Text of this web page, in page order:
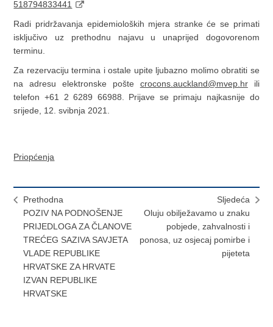
518794833441
Radi pridržavanja epidemioloških mjera stranke će se primati
isključivo uz prethodnu najavu u unaprijed dogovorenom
terminu.
Za rezervaciju termina i ostale upite ljubazno molimo obratiti se
na adresu elektronske pošte crocons.auckland@mvep.hrili
telefon +61 2 6289 66988. Prijave se primaju najkasnije do
srijede, 12. svibnja 2021.
Priopćenja
Prethodna
POZIV NA PODNOŠENJE
PRIJEDLOGA ZA ČLANOVE
TREĆEG SAZIVA SAVJETA
VLADE REPUBLIKE
HRVATSKE ZA HRVATE
IZVAN REPUBLIKE
HRVATSKE
Sljedeća
Oluju obilježavamo u znaku
pobjede, zahvalnosti i
ponosa, uz osjecaj pomirbe i
pijeteta